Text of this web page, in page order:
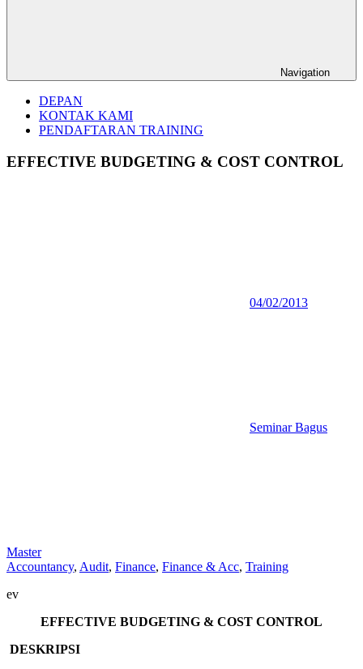
Navigation
DEPAN
KONTAK KAMI
PENDAFTARAN TRAINING
EFFECTIVE BUDGETING & COST CONTROL
04/02/2013
Seminar Bagus
Master
Accountancy, Audit, Finance, Finance & Acc, Training
ev
EFFECTIVE BUDGETING & COST CONTROL
DESKRIPSI